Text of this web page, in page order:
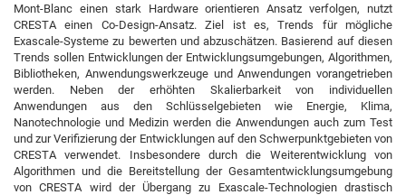
Mont-Blanc einen stark Hardware orientieren Ansatz verfolgen, nutzt
CRESTA einen Co-Design-Ansatz. Ziel ist es, Trends für mögliche
Exascale-Systeme zu bewerten und abzuschätzen. Basierend auf diesen
Trends sollen Entwicklungen der Entwicklungsumgebungen, Algorithmen,
Bibliotheken, Anwendungswerkzeuge und Anwendungen vorangetrieben
werden. Neben der erhöhten Skalierbarkeit von individuellen
Anwendungen aus den Schlüsselgebieten wie Energie, Klima,
Nanotechnologie und Medizin werden die Anwendungen auch zum Test
und zur Verifizierung der Entwicklungen auf den Schwerpunktgebieten von
CRESTA verwendet. Insbesondere durch die Weiterentwicklung von
Algorithmen und die Bereitstellung der Gesamtentwicklungsumgebung
von CRESTA wird der Übergang zu Exascale-Technologien drastisch